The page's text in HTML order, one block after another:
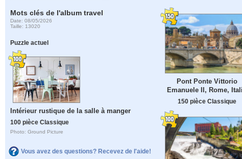
Mots clés de l'album travel
Date: 08/05/2026
Taille: 13020
Puzzle actuel
Intérieur rustique de la salle à manger
100 pièce Classique
Photo: Ground Picture
Vous avez des questions? Recevez de l'aide!
Pont Ponte Vittorio
Emanuele II, Rome,
150 pièce Classique